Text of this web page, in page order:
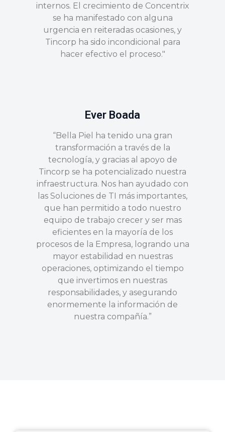
internos. El crecimiento de Concentrix
se ha manifestado con alguna
urgencia en reiteradas ocasiones, y
Tincorp ha sido incondicional para
hacer efectivo el proceso."
Ever Boada
“Bella Piel ha tenido una gran
transformación a través de la
tecnología, y gracias al apoyo de
Tincorp se ha potencializado nuestra
infraestructura. Nos han ayudado con
las Soluciones de TI más importantes,
que han permitido a todo nuestro
equipo de trabajo crecer y ser mas
eficientes en la mayoría de los
procesos de la Empresa, logrando una
mayor estabilidad en nuestras
operaciones, optimizando el tiempo
que invertimos en nuestras
responsabilidades, y asegurando
enormemente la información de
nuestra compañía.”